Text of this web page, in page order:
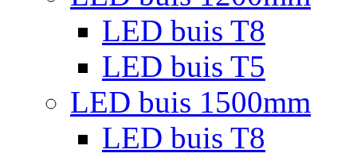
LED buis T8
LED buis T5
LED buis 1500mm
LED buis T8